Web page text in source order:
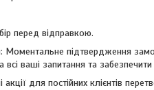
перед відправкою.
Моментальне підтвердження
ваші запитання та
акції для постійних клієнтів